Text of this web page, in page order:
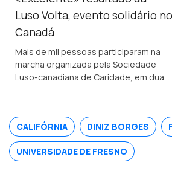
Luso Volta, evento solidário no
Canadá
Mais de mil pessoas participaram na
marcha organizada pela Sociedade
Luso-canadiana de Caridade, em duas
canadianos (pouco mais de 200 mil
euros).
CALIFÓRNIA DINIZ BORGES
UNIVERSIDADE DE FRESNO